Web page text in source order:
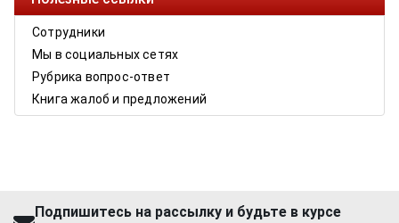
Сотрудники
Мы в социальных сетях
Рубрика вопрос-ответ
Книга жалоб и предложений
Подпишитесь на рассылку и будьте в курсе